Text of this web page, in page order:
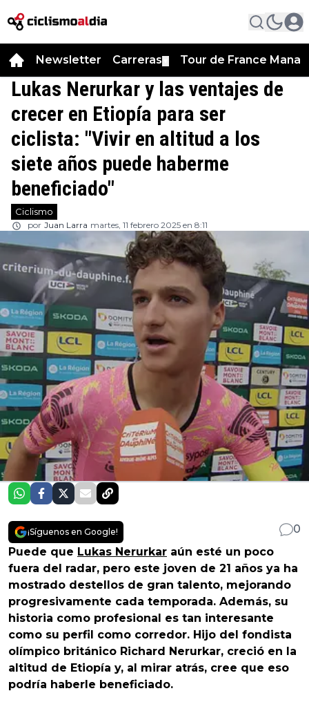
Newsletter Carreras Tour de France
Lukas Nerurkar y las ventajes de
crecer en Etiopía para ser
ciclista: "Vivir en altitud a los
siete años puede haberme
beneficiado"
Ciclismo
por Juan Larra martes, 11 febrero 2025 en 8:11
¡Síguenos en Google!
0
Puede que Lukas Nerurkar aún esté un poco
fuera del radar, pero este joven de 21 años ya ha
mostrado destellos de gran talento, mejorando
progresivamente cada temporada. Además, su
historia como profesional es tan interesante
como su perfil como corredor. Hijo del fondista
olímpico británico Richard Nerurkar, creció en la
altitud de Etiopía y, al mirar atrás, cree que eso
podría haberle beneficiado.